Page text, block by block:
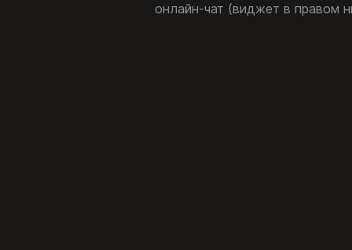
онлайн-чат (виджет в правом